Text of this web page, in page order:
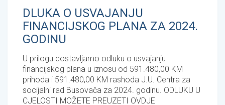
DLUKA O USVAJANJU
FINANCIJSKOG PLANA ZA 2024.
GODINU
U prilogu dostavljamo odluku o usvajanju
financijskog plana u iznosu od 591.480,00 KM
prihoda i 591.480,00 KM rashoda J.U. Centra za
socijalni rad Busovača za 2024. godinu. ODLUKU U
CJELOSTI MOŽETE PREUZETI OVDJE